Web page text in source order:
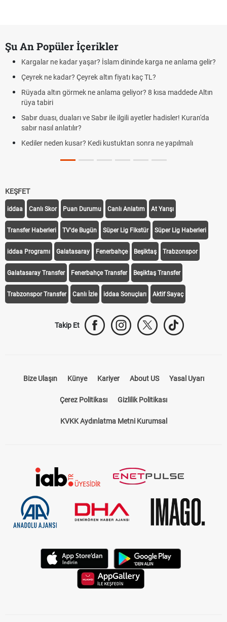
Şu An Popüler İçerikler
Kargalar ne kadar yaşar? İslam dininde karga ne anlama gelir?
Çeyrek ne kadar? Çeyrek altın fiyatı kaç TL?
Rüyada altın görmek ne anlama geliyor? 8 kısa maddede Altın
rüya tabiri
Sabır duası, duaları ve Sabır ile ilgili ayetler hadisler! Kuran'da
sabır nasıl anlatılır?
Kediler neden kusar? Kedi kustuktan sonra ne yapılmalı
KEŞFET
iddaa Canlı Skor Puan Durumu Canlı Anlatım At Yarışı
Transfer Haberleri TV'de Bugün Süper Lig Fikstür Süper Lig Haberleri
iddaa Programı Galatasaray Fenerbahçe Beşiktaş Trabzonspor
Galatasaray Transfer Fenerbahçe Transfer Beşiktaş Transfer
Trabzonspor Transfer Canlı İzle iddaa Sonuçları Aktif Sayaç
Takip Et
Bize Ulaşın Künye Kariyer About US Yasal Uyarı
Çerez Politikası Gizlilik Politikası
KVKK Aydınlatma Metni Kurumsal